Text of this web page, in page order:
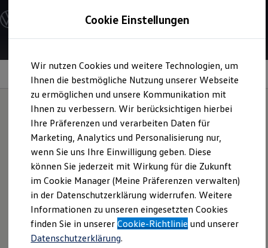
Hauptinhalt
springen
Footer
springen
Modelle und Konfigurator
Konfigurator
Modelle vergleichen
Elektroautos
ENERGY Sondermodelle
Nutzfahrzeuge
SUV und CUV
Familienautos
Kombis
Kompaktwagen
Sportwagen
Schnell verfügbare Fahrzeuge
Angebote und Produkte
Aktuelle Angebote
E-Auto-Förderung
Volkswagen Marktplatz
Die ENERGY Sondermodelle
Junge Gebrauchtwagen und Gebrauchtwagen
Volkswagen Zertifizierte Gebrauchtwagen
Elektromobilität bei Gebrauchtwagen
Information
GTIStrampler
Modisches Accessoire für die Jüngsten: Der GTIStrampler im
leuchtenden Rot mit weißem, vertikalem Logo-Druck auf
der Vorderseite ist in den Größen 68–74 sowie 80–86
erhältlich.
Wenn Sie sich für eines der Produkte interessieren, fragen
Cookie Einstellungen
Wir nutzen Cookies und weitere Technologien, um
Ihnen die bestmögliche Nutzung unserer Webseite
zu ermöglichen und unsere Kommunikation mit
Ihnen zu verbessern. Wir berücksichtigen hierbei
Ihre Präferenzen und verarbeiten Daten für
Marketing, Analytics und Personalisierung nur,
wenn Sie uns Ihre Einwilligung geben. Diese
können Sie jederzeit mit Wirkung für die Zukunft
im Cookie Manager (Meine Präferenzen verwalten)
in der Datenschutzerklärung widerrufen. Weitere
Informationen zu unseren eingesetzten Cookies
finden Sie in unsererCookie-Richtlinie und unserer
Datenschutzerklärung.